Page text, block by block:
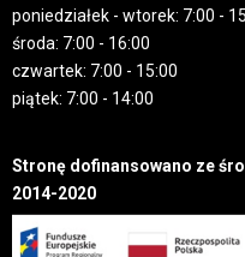
poniedziałek - wtorek: 7:00 -
środa: 7:00 - 16:00
czwartek: 7:00 - 15:00
piątek: 7:00 - 14:00
Stronę dofinansowano ze
2014-2020